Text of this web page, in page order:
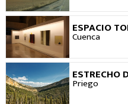
ESPACIO
Cuenca
ESTRECHO
Priego